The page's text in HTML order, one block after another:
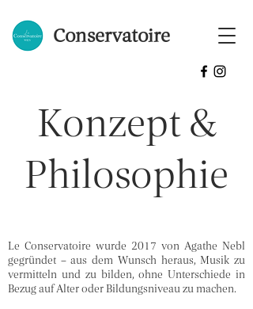
Conservatoire
Konzept &
Philosophie
Le Conservatoire wurde 2017 von Agathe Nebl
gegründet – aus dem Wunsch heraus, Musik zu
vermitteln und zu bilden, ohne Unterschiede in
Bezug auf Alter oder Bildungsniveau zu machen.